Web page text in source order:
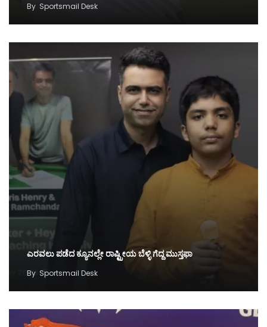
By Sportsmail Desk
ಎರವಲು ಪಡೆದ ಕ್ಯೂನಲ್ಲೇ ರಾಷ್ಟ್ರೀಯ ಬೆಳ್ಳಿ ಗೆದ್ದ ಮುಸ್ತಫಾ
By Sportsmail Desk